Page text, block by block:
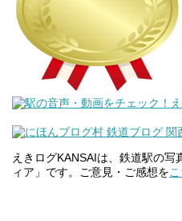
えきログKANSAIは、鉄道駅の
ィア」です。ご意見・ご感想を